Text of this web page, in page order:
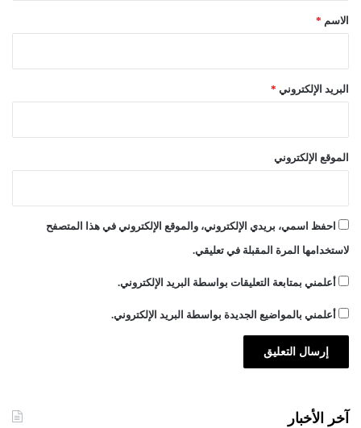
ز
*الاسم *
البريد الإلكتروني *
الموقع الإلكتروني
احفظ اسمي، بريدي الإلكتروني، والموقع الإلكتروني في هذا المتصفح
لاستخدامها المرة المقبلة في تعليقي.
أعلمني بمتابعة التعليقات بواسطة البريد الإلكتروني.
أعلمني بالمواضيع الجديدة بواسطة البريد الإلكتروني.
آخر الأخبار